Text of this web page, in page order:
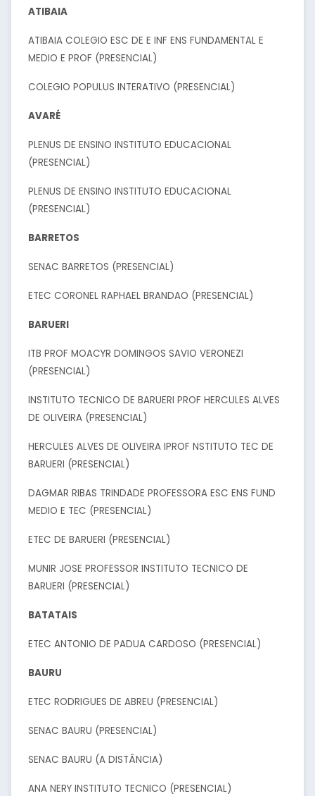
ATIBAIA
ATIBAIA COLEGIO ESC DE E INF ENS FUNDAMENTAL E
MEDIO E PROF (PRESENCIAL)
COLEGIO POPULUS INTERATIVO (PRESENCIAL)
AVARÉ
PLENUS DE ENSINO INSTITUTO EDUCACIONAL
(PRESENCIAL)
PLENUS DE ENSINO INSTITUTO EDUCACIONAL
(PRESENCIAL)
BARRETOS
SENAC BARRETOS (PRESENCIAL)
ETEC CORONEL RAPHAEL BRANDAO (PRESENCIAL)
BARUERI
ITB PROF MOACYR DOMINGOS SAVIO VERONEZI
(PRESENCIAL)
INSTITUTO TECNICO DE BARUERI PROF HERCULES ALVES
DE OLIVEIRA (PRESENCIAL)
HERCULES ALVES DE OLIVEIRA IPROF NSTITUTO TEC DE
BARUERI (PRESENCIAL)
DAGMAR RIBAS TRINDADE PROFESSORA ESC ENS FUND
MEDIO E TEC (PRESENCIAL)
ETEC DE BARUERI (PRESENCIAL)
MUNIR JOSE PROFESSOR INSTITUTO TECNICO DE
BARUERI (PRESENCIAL)
BATATAIS
ETEC ANTONIO DE PADUA CARDOSO (PRESENCIAL)
BAURU
ETEC RODRIGUES DE ABREU (PRESENCIAL)
SENAC BAURU (PRESENCIAL)
SENAC BAURU (A DISTÂNCIA)
ANA NERY INSTITUTO TECNICO (PRESENCIAL)